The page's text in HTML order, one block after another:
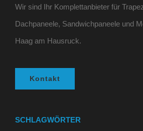
Wir sind Ihr Komplettanbieter für
Dachpaneele, Sandwichpaneele und
Haag am Hausruck.
Kontakt
SCHLAGWÖRTER